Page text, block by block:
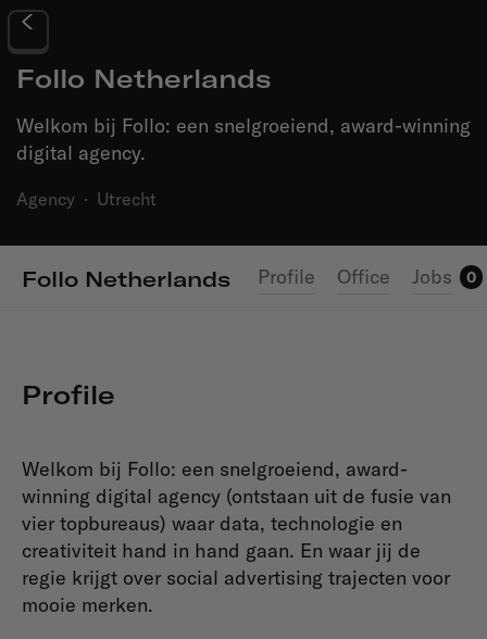
Follo Netherlands
Welkom bij Follo: een snelgroeiend, award-winning
digital agency.
Agency · Utrecht
Follo Netherlands Profile Office Jobs 0
Profile
Welkom bij Follo: een snelgroeiend, award-
winning digital agency (ontstaan uit de fusie van
vier topbureaus) waar data, technologie en
creativiteit hand in hand gaan. En waar jij de
regie krijgt over social advertising trajecten voor
mooie merken.